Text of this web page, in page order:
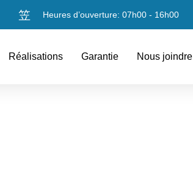
Heures d’ouverture: 07h00 - 16h00
Réalisations Garantie Nous joindre